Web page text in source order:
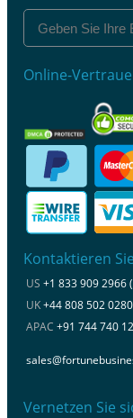
Online-
Kontaktieren
US +1 833 909 2966
UK+44 808 502
APAC +91 744 740
Vernetzen Sie